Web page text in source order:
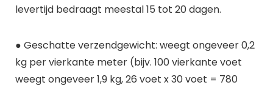
levertijd bedraagt meestal 15 tot 20 dagen.
● Geschatte verzendgewicht: weegt ongeveer 0,2
kg per vierkante meter (bijv. 100 vierkante voet
weegt ongeveer 1,9 kg, 26 voet x 30 voet = 780